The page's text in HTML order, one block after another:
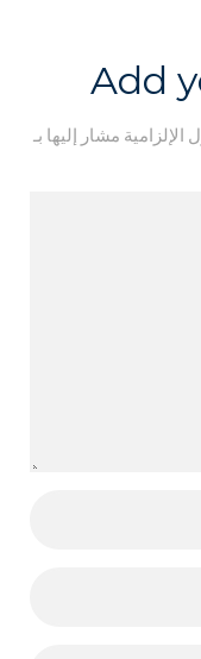
Add
الإلزامية مشار إليها بـ